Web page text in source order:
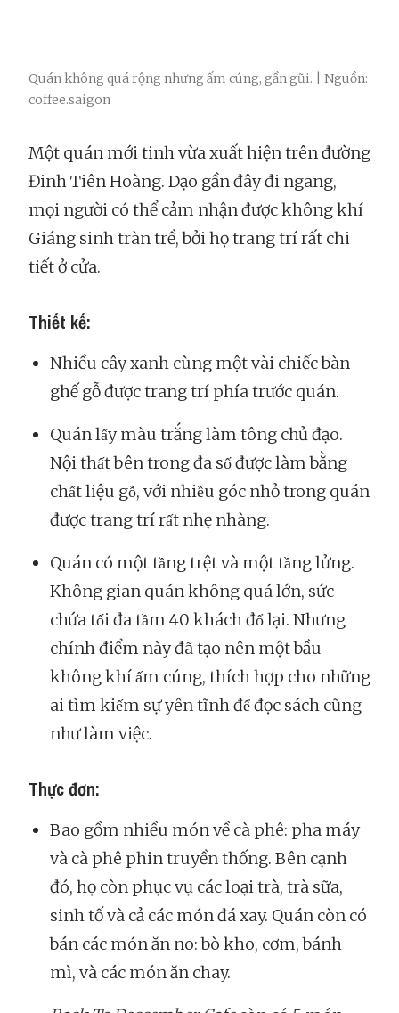
Quán không quá rộng nhưng ấm cúng, gần gũi. | Nguồn:
coffee.saigon
Một quán mới tinh vừa xuất hiện trên đường
Đinh Tiên Hoàng. Dạo gần đây đi ngang,
mọi người có thể cảm nhận được không khí
Giáng sinh tràn trề, bởi họ trang trí rất chi
tiết ở cửa.
Thiết kế:
Nhiều cây xanh cùng một vài chiếc bàn
ghế gỗ được trang trí phía trước quán.
Quán lấy màu trắng làm tông chủ đạo.
Nội thất bên trong đa số được làm bằng
chất liệu gỗ, với nhiều góc nhỏ trong quán
được trang trí rất nhẹ nhàng.
Quán có một tầng trệt và một tầng lửng.
Không gian quán không quá lớn, sức
chứa tối đa tầm 40 khách đổ lại. Nhưng
chính điểm này đã tạo nên một bầu
không khí ấm cúng, thích hợp cho những
ai tìm kiếm sự yên tĩnh để đọc sách cũng
như làm việc.
Thực đơn:
Bao gồm nhiều món về cà phê: pha máy
và cà phê phin truyền thống. Bên cạnh
đó, họ còn phục vụ các loại trà, trà sữa,
sinh tố và cả các món đá xay. Quán còn có
bán các món ăn no: bò kho, cơm, bánh
mì, và các món ăn chay.